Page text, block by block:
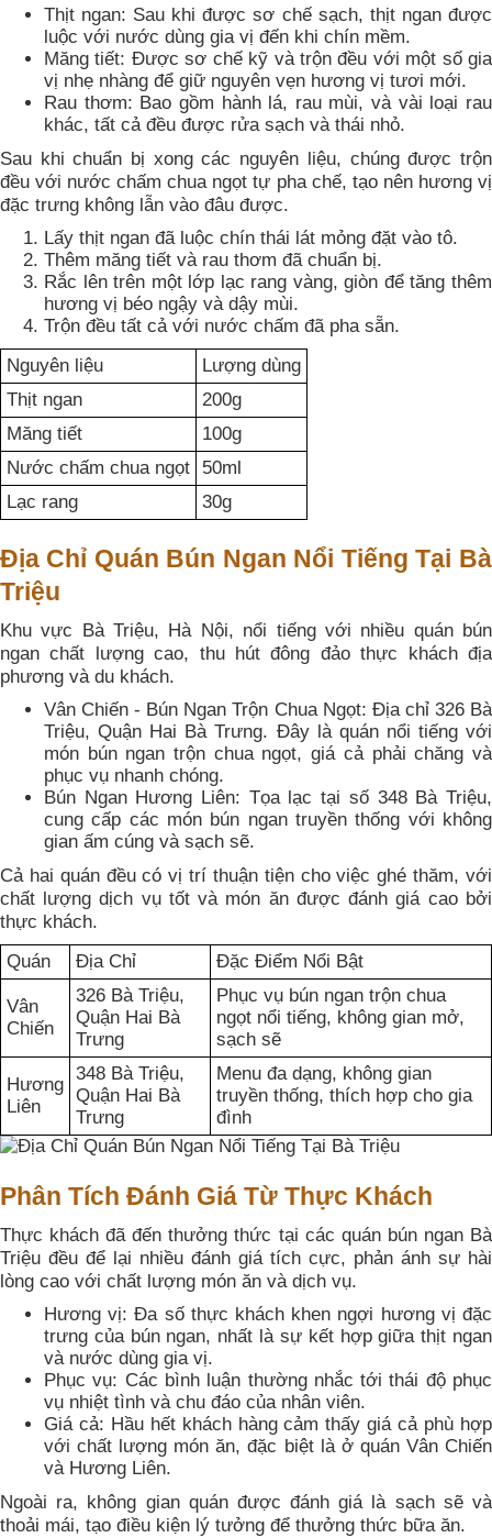
Thịt ngan: Sau khi được sơ chế sạch, thịt ngan được
luộc với nước dùng gia vị đến khi chín mềm.
Măng tiết: Được sơ chế kỹ và trộn đều với một số gia
vị nhẹ nhàng để giữ nguyên vẹn hương vị tươi mới.
Rau thơm: Bao gồm hành lá, rau mùi, và vài loại rau
khác, tất cả đều được rửa sạch và thái nhỏ.
Sau khi chuẩn bị xong các nguyên liệu, chúng được trộn
đều với nước chấm chua ngọt tự pha chế, tạo nên hương vị
đặc trưng không lẫn vào đâu được.
Lấy thịt ngan đã luộc chín thái lát mỏng đặt vào tô.
Thêm măng tiết và rau thơm đã chuẩn bị.
Rắc lên trên một lớp lạc rang vàng, giòn để tăng thêm
hương vị béo ngậy và dậy mùi.
Trộn đều tất cả với nước chấm đã pha sẵn.
Nguyên liệu
Lượng dùng
Thịt ngan
200g
Măng tiết
100g
Nước chấm chua ngọt
50ml
Lạc rang
30g
Địa Chỉ Quán Bún Ngan Nổi Tiếng Tại Bà
Triệu
Khu vực Bà Triệu, Hà Nội, nổi tiếng với nhiều quán bún
ngan chất lượng cao, thu hút đông đảo thực khách địa
phương và du khách.
Vân Chiến - Bún Ngan Trộn Chua Ngọt: Địa chỉ 326 Bà
Triệu, Quận Hai Bà Trưng. Đây là quán nổi tiếng với
món bún ngan trộn chua ngọt, giá cả phải chăng và
phục vụ nhanh chóng.
Bún Ngan Hương Liên: Tọa lạc tại số 348 Bà Triệu,
cung cấp các món bún ngan truyền thống với không
gian ấm cúng và sạch sẽ.
Cả hai quán đều có vị trí thuận tiện cho việc ghé thăm, với
chất lượng dịch vụ tốt và món ăn được đánh giá cao bởi
thực khách.
Quán
Địa Chỉ Đặc Điểm Nổi Bật
Vân
Chiến
326 Bà Triệu,
Quận Hai Bà
Trưng
Phục vụ bún ngan trộn chua
ngọt nổi tiếng, không gian mở,
sạch sẽ
Hương
Liên
348 Bà Triệu,
Quận Hai Bà
Trưng
Menu đa dạng, không gian
truyền thống, thích hợp cho gia
đình
Phân Tích Đánh Giá Từ Thực Khách
Thực khách đã đến thưởng thức tại các quán bún ngan Bà
Triệu đều để lại nhiều đánh giá tích cực, phản ánh sự hài
lòng cao với chất lượng món ăn và dịch vụ.
Hương vị: Đa số thực khách khen ngợi hương vị đặc
trưng của bún ngan, nhất là sự kết hợp giữa thịt ngan
và nước dùng gia vị.
Phục vụ: Các bình luận thường nhắc tới thái độ phục
vụ nhiệt tình và chu đáo của nhân viên.
Giá cả: Hầu hết khách hàng cảm thấy giá cả phù hợp
với chất lượng món ăn, đặc biệt là ở quán Vân Chiến
và Hương Liên.
Ngoài ra, không gian quán được đánh giá là sạch sẽ và
thoải mái, tạo điều kiện lý tưởng để thưởng thức bữa ăn.